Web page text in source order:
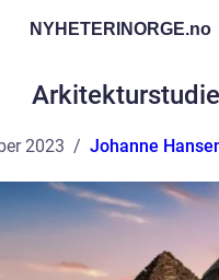
NYHETERINORGE.no
2023 Johanne